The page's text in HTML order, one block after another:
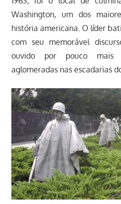
Washington, um dos
história americana. O líder
com seu memorável
ouvido por pouco mais
aglomeradas nas escadarias